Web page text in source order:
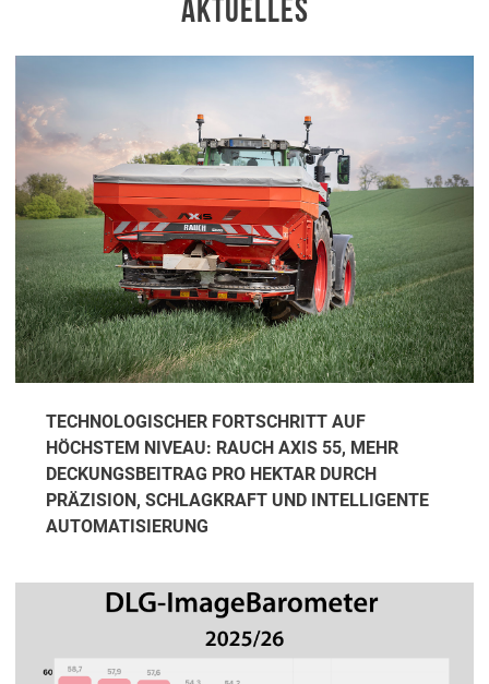
AKTUELLES
TECHNOLOGISCHER FORTSCHRITT AUF
HÖCHSTEM NIVEAU: RAUCH AXIS 55, MEHR
DECKUNGSBEITRAG PRO HEKTAR DURCH
PRÄZISION, SCHLAGKRAFT UND INTELLIGENTE
AUTOMATISIERUNG